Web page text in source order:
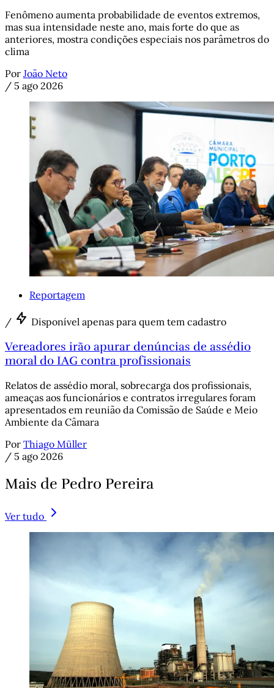
Fenômeno aumenta probabilidade de eventos extremos,
mas sua intensidade neste ano, mais forte do que as
anteriores, mostra condições especiais nos parâmetros do
clima
Por João Neto
/ 5 ago 2026
Reportagem
/ Disponível apenas para quem tem cadastro
Vereadores irão apurar denúncias de assédio
moral do IAG contra profissionais
Relatos de assédio moral, sobrecarga dos profissionais,
ameaças aos funcionários e contratos irregulares foram
apresentados em reunião da Comissão de Saúde e Meio
Ambiente da Câmara
Por Thiago Müller
/ 5 ago 2026
Mais de Pedro Pereira
Ver tudo